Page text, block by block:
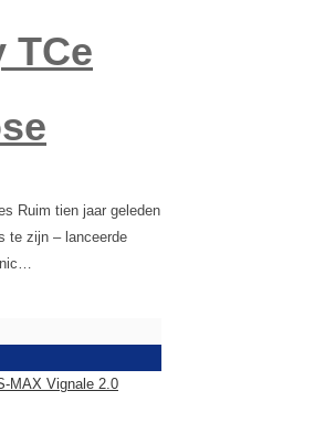
TCe
Ruim tien jaar geleden
te zijn – lanceerde